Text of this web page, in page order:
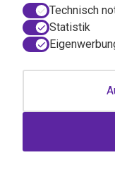
Heel
Technisch
Statistik